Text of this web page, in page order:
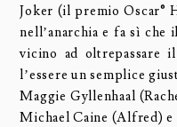
Joker (il premio Oscar®
nell’anarchia e fa sì
vicino ad oltrepassare
l’essere un semplice
Maggie Gyllenhaal
Michael Caine (Alfred) e